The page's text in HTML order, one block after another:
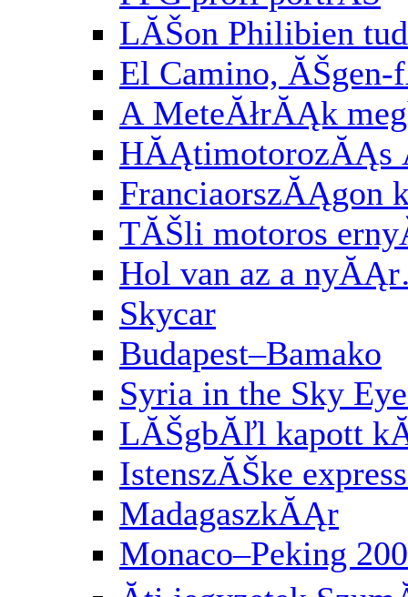
LĂŠon Philibien
El Camino, ĂŠgen-
A MeteĂłrĂĄk
HĂĄtimotorozĂĄs
FranciaorszĂĄgon
TĂŠli motoros
Hol van az a
Skycar
Budapest–Bamako
Syria in the Sky
LĂŠgbĂľl kapott
IstenszĂŠke
MadagaszkĂĄr
Monaco–Peking